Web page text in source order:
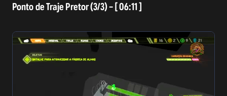
Ponto de Traje Pretor (3/3) – [ 06:11 ]